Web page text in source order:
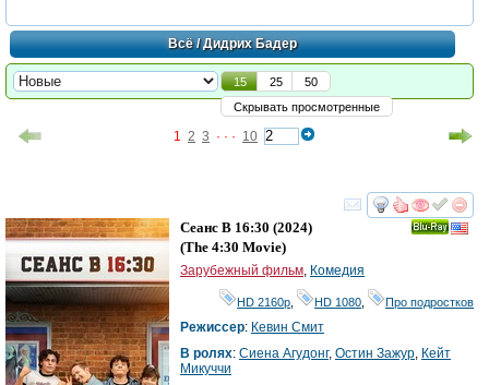
Всё/ Дидрих Бадер
15 25
50
Скрывать просмотренные
1 2 3 · · · 10
смотреть
Сеанс В 16:30 (2024)
(The 4:30 Movie)
Зарубежный фильм Комедия
HD 2160р HD 1080 Про подростков
Режиссер: Кевин Смит
В ролях: Сиена Агудонг, Остин Зажур Кейт
Микуччи